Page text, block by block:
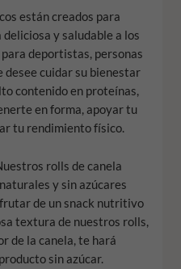
están creados para
y saludable a los
deportistas, personas
desee cuidar su bienestar
contenido en proteínas,
en forma, apoyar tu
tu rendimiento físico.
rolls de canela
y sin azúcares
de un snack nutritivo
textura de nuestros rolls,
de la canela, te hará
sin azúcar.